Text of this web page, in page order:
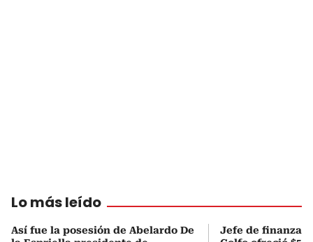
Lo más leído
Así fue la posesión de Abelardo De
Jefe de finanzas